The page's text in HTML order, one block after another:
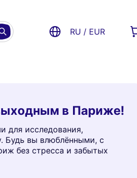
RU / EUR
в Париже!
для исследования,
Будь вы влюблёнными, с
без стресса и забытых